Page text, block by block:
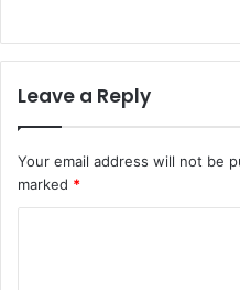
Leave a Reply
Your email address will not be
marked *